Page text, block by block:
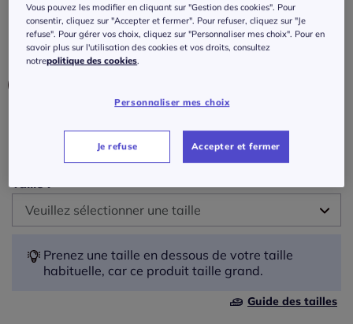
Réf : 365.669.010
Couleur :noir
B
Taille :
Veuillez sélectionner une taille
40 -Prenez une taille en dessous de votre taille
habituelle, car ce produit taille grand.
Guide des tailles
Vous pouvez les modifier en cliquant sur "Gestion des cookies". Pour
consentir, cliquez sur "Accepter et fermer". Pour refuser, cliquez sur "Je
refuse". Pour gérer vos choix, cliquez sur "Personnaliser mes choix". Pour en
savoir plus sur l'utilisation des cookies et vos droits, consultez
notrepolitique des cookies
Personnaliser mes choix
Je refuse Accepter et fermer